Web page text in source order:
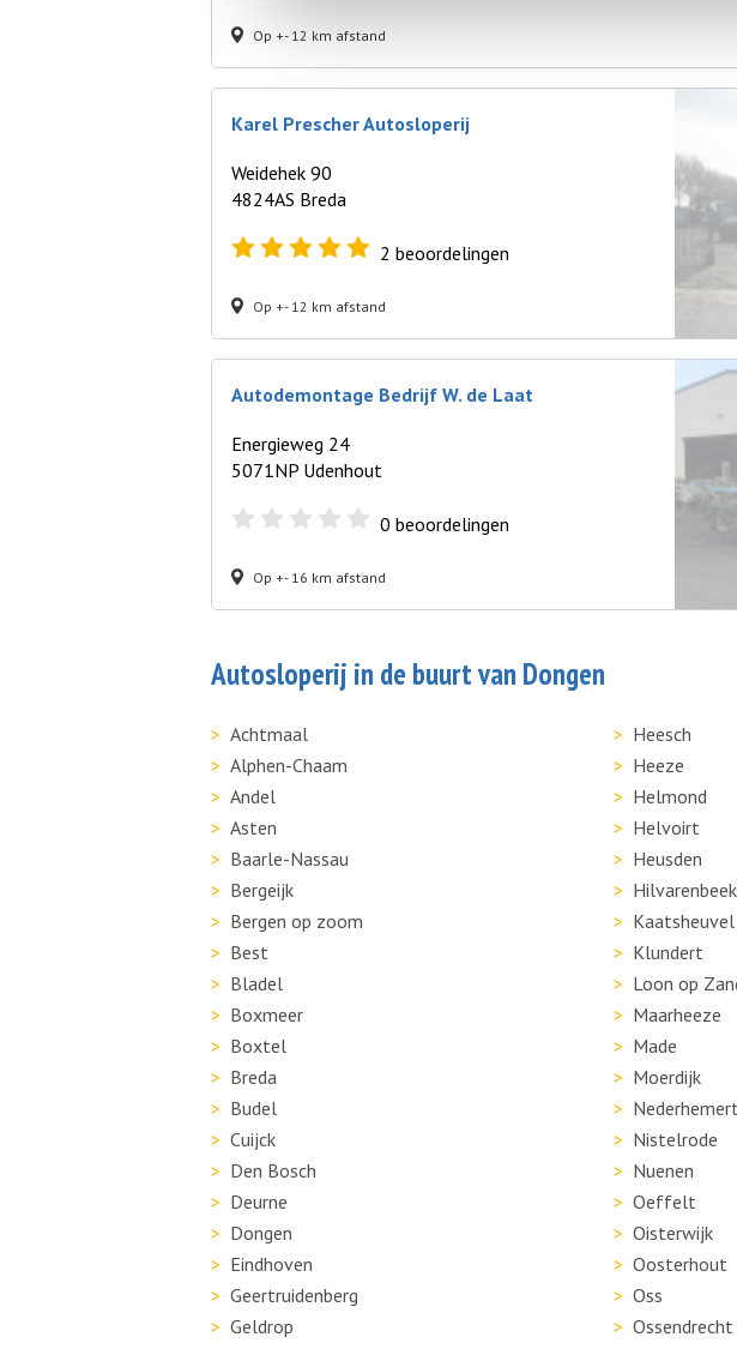
Op +- 12 km afstand
Karel Prescher Autosloperij
Weidehek 90
4824AS Breda
2 beoordelingen
Op +- 12 km afstand
Autodemontage Bedrijf W. de Laat
Energieweg 24
5071NP Udenhout
0 beoordelingen
Op +- 16 km afstand
Autosloperij in de buurt van Dongen
Achtmaal
Alphen-Chaam
Andel
Asten
Baarle-Nassau
Bergeijk
Bergen op zoom
Best
Bladel
Boxmeer
Boxtel
Breda
Budel
Cuijck
Den Bosch
Deurne
Dongen
Eindhoven
Geertruidenberg
Geldrop
Heesch
Heeze
Helmond
Helvoirt
Heusden
Hilvarenbeek
Kaatsheuvel
Klundert
Loon op
Maarheeze
Made
Moerdijk
Nistelrode
Nuenen
Oeffelt
Oisterwijk
Oosterhout
Oss
Ossendrecht